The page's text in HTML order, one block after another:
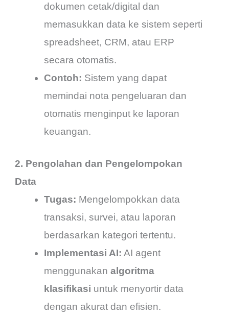
dokumen cetak/digital dan
memasukkan data ke sistem seperti
spreadsheet, CRM, atau ERP
secara otomatis.
Contoh: Sistem yang dapat
memindai nota pengeluaran dan
otomatis menginput ke laporan
keuangan.
2. Pengolahan dan Pengelompokan
Data
Tugas: Mengelompokkan data
transaksi, survei, atau laporan
berdasarkan kategori tertentu.
Implementasi AI: AI agent
menggunakanalgoritma
klasifikasi untuk menyortir data
dengan akurat dan efisien.